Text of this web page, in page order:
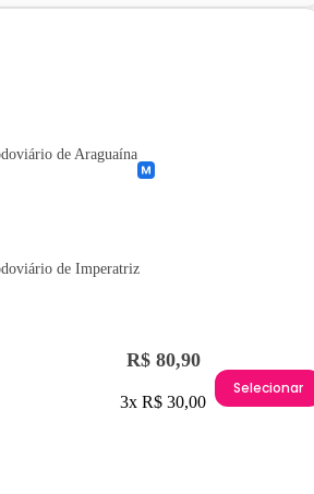
de Araguaína
de Imperatriz
R$ 80,90
3x R$ 30,00
Selecionar